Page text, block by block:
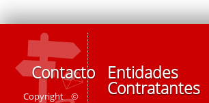
Contacto
Copyright ©
Entidades
Contratantes